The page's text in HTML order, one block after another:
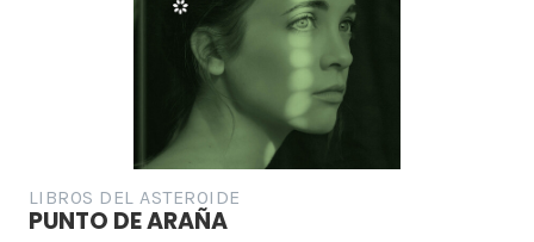
LIBROS DEL ASTEROIDE
PUNTO DE ARAÑA